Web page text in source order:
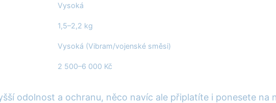
Vysoká
1,5–2,2 kg
Vysoká (Vibram/vojenské směsi)
2 500–6 000 Kč
odolnost a ochranu, něco navíc ale připlatíte i ponesete na